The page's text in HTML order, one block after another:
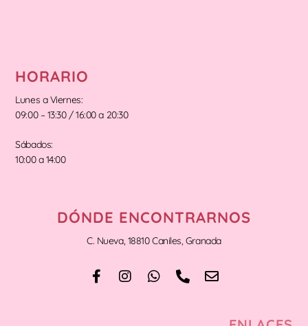
HORARIO
Lunes a Viernes:
09:00 – 13:30 / 16:00 a 20:30
Sábados:
10:00 a 14:00
DÓNDE ENCONTRARNOS
C. Nueva, 18810 Caniles, Granada